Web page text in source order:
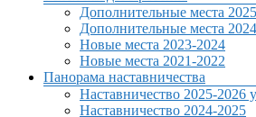
Дополнительные места
Дополнительные места
Новые места 2023-2024
Новые места 2021-2022
Панорама наставничества
Наставничество 2025-2026
Наставничество 2024-2025